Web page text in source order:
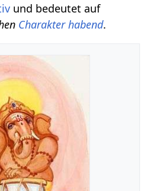
und bedeutet auf
Charakter habend.